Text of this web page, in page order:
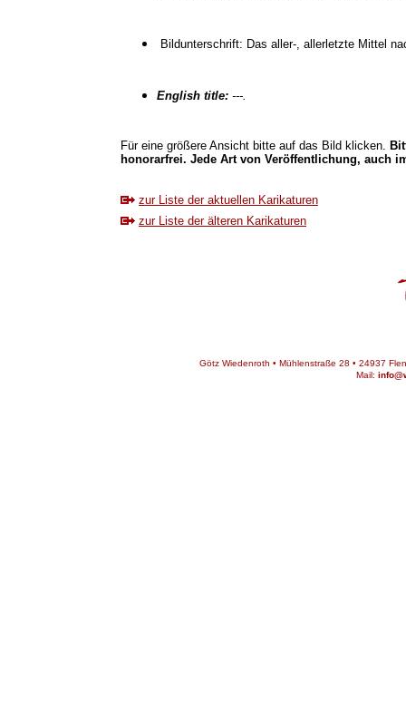
Bildunterschrift: Das aller-, allerletzte Mittel
English title: ---.
Für eine größere Ansicht bitte auf das Bild klicken.
honorarfrei. Jede Art von Veröffentlichung, auch
zur Liste der aktuellen Karikaturen
zur Liste der älteren Karikaturen
Götz Wiedenroth • Mühlenstraße 28 • 24937
Mail: